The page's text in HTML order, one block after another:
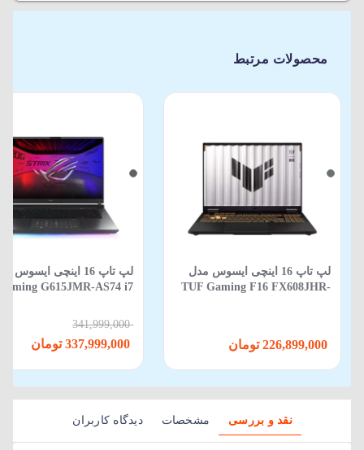
محصولات مرتبط
لپ تاپ 16 اینچی ایسوس مدل
TUF Gaming F16 FX608JHR-
لپ‌ تاپ 16 اینچی ایسوس
G615JMR-AS74 i7
RTX5060-WIN 11
341,999,000
نقد و بررسی مشخصات دیدگاه کاربران